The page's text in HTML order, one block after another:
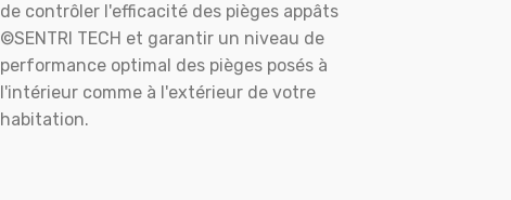
de contrôler l'efficacité des pièges appâts
©SENTRI TECH et garantir un niveau de
performance optimal des pièges posés à
l'intérieur comme à l'extérieur de votre
habitation.